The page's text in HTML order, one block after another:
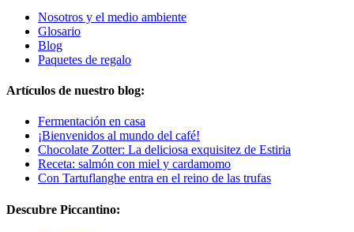
Nosotros y el medio ambiente
Glosario
Blog
Paquetes de regalo
Artículos de nuestro blog:
Fermentación en casa
¡Bienvenidos al mundo del café!
Chocolate Zotter: La deliciosa exquisitez de Estiria
Receta: salmón con miel y cardamomo
Con Tartuflanghe entra en el reino de las trufas
Descubre Piccantino: